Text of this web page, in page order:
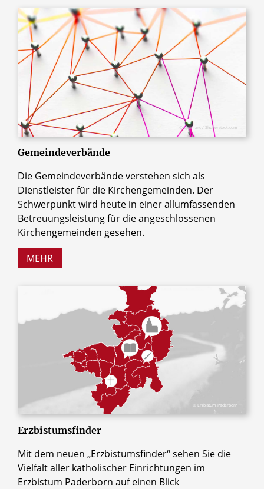
© optimarc / Shutterstock.com
Gemeindeverbände
Die Gemeindeverbände verstehen sich als
Dienstleister für die Kirchengemeinden. Der
Schwerpunkt wird heute in einer allumfassenden
Betreuungsleistung für die angeschlossenen
Kirchengemeinden gesehen.
MEHR
© Erzbistum Paderborn
Erzbistumsfinder
Mit dem neuen „Erzbistumsfinder“ sehen Sie die
Vielfalt aller katholischer Einrichtungen im
Erzbistum Paderborn auf einen Blick